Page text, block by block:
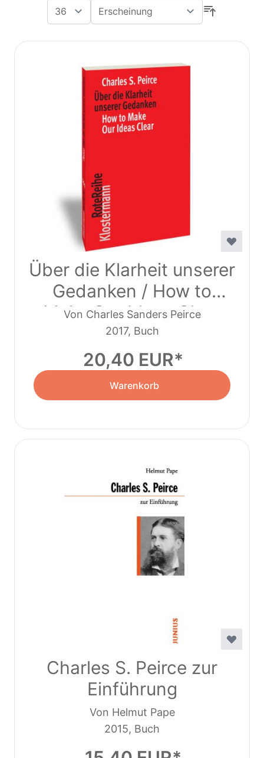
Über die Klarheit unserer
Gedanken / How to
Make Our Ideas Clear
Von Charles Sanders Peirce
2017, Buch
20,40 EUR
Warenkorb
Charles S. Peirce zur
Einführung
Von Helmut Pape
2015, Buch